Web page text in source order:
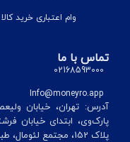
وام اعتباری خرید کالا
تماس با ما
02168593000
Info@moneyro.app
آدرس: تهران، خیابان
پارک‌وی، ابتدای خیابان
پلاک 152، مجتمع لئومال، طبقه 5، واحد 503